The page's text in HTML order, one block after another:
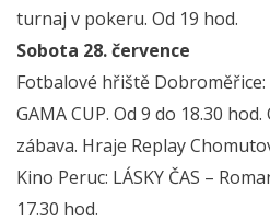
turnaj v pokeru. Od 19 hod.
Sobota 28. července
Fotbalové hřiště
GAMA CUP. Od 9 do 18.30
zábava. Hraje Replay
Kino Peruc: LÁSKY ČAS –
17.30 hod.